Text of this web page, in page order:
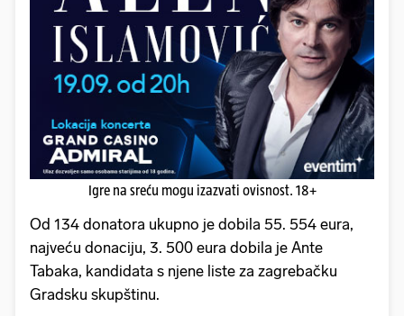
Igre na sreću mogu izazvati ovisnost. 18+
Od 134 donatora ukupno je dobila 55. 554 eura,
najveću donaciju, 3. 500 eura dobila je Ante
Tabaka, kandidata s njene liste za zagrebačku
Gradsku skupštinu.